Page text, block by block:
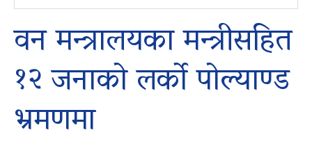
वन मन्त्रालयका मन्त्रीसहित
१२ जनाको लर्को पोल्याण्ड
भ्रमणमा